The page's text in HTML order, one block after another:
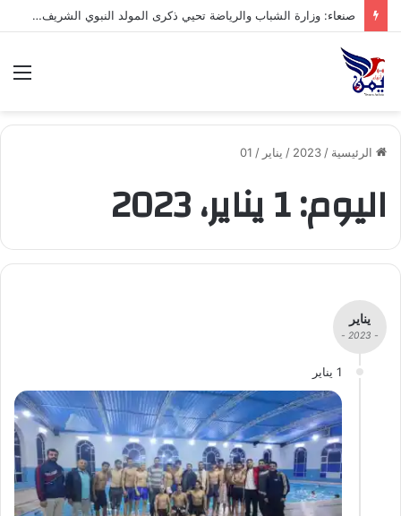
صنعاء: وزارة الشباب والرياضة تحيي ذكرى المولد النبوي الشريف بفعالية ثقافية وخطابية
الرئيسية /
2023
/ يناير /
01
اليوم:1 يناير، 2023
يناير
- 2023 -
1 يناير